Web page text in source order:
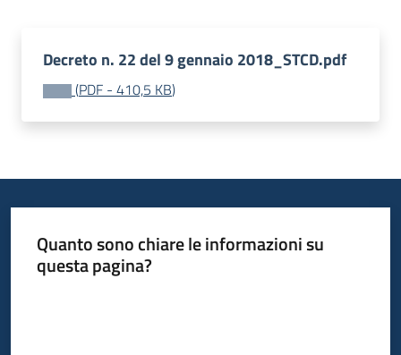
Decreto n. 22 del 9 gennaio 2018_STCD.pdf
(PDF - 410,5 KB)
Quanto sono chiare le informazioni su
questa pagina?